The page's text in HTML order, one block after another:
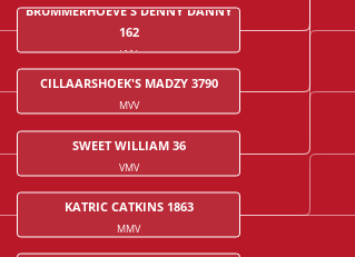
BRUMMERHOEVE'S DENNY DANNY
162
VVV
CILLAARSHOEK'S MADZY 3790
MVV
SWEET WILLIAM 36
VMV
KATRIC CATKINS 1863
MMV